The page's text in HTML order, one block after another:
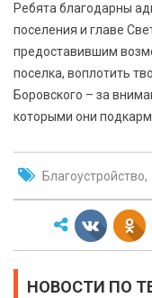
Ребята благодарны
поселения и главе
предоставившим
поселка, воплотить
Боровского – за
которыми они
Благоустройство
НОВОСТИ ПО